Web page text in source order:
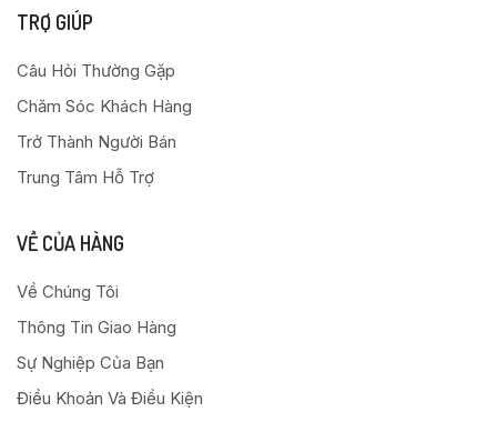
TRỢ GIÚP
Câu Hỏi Thường Gặp
Chăm Sóc Khách Hàng
Trở Thành Người Bán
Trung Tâm Hỗ Trợ
VỀ CỦA HÀNG
Về Chúng Tôi
Thông Tin Giao Hàng
Sự Nghiệp Của Bạn
Điều Khoản Và Điều Kiện